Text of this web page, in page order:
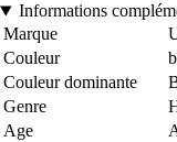
Informations
Marque
Couleur
Couleur dominante
Genre
Age